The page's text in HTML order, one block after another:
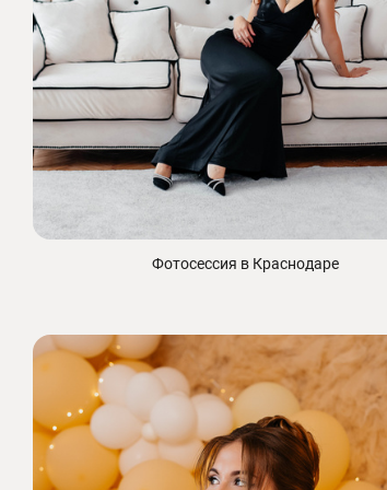
Фотосессия в Краснодаре